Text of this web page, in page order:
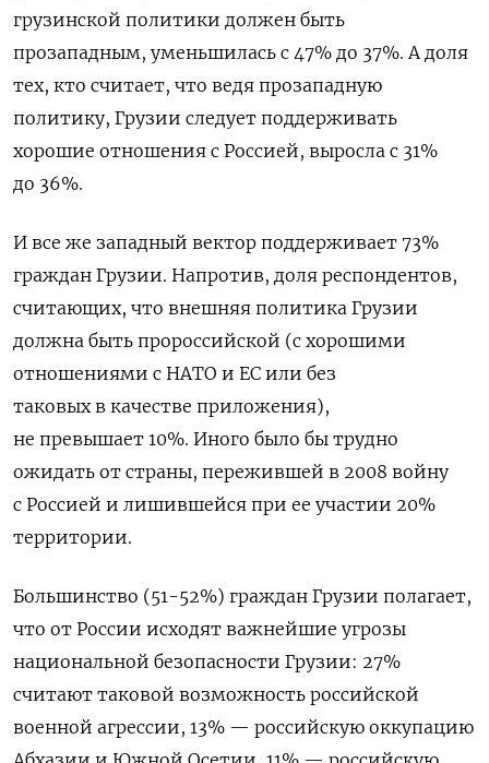
грузинской политики должен быть
прозападным, уменьшилась с 47% до 37%. А доля
тех, кто считает, что ведя прозападную
политику, Грузии следует поддерживать
хорошие отношения с Россией, выросла с 31%
до 36%.
И все же западный вектор поддерживает 73%
граждан Грузии. Напротив, доля респондентов,
считающих, что внешняя политика Грузии
должна быть пророссийской (с хорошими
отношениями с НАТО и ЕС или без
таковых в качестве приложения),
не превышает 10%. Иного было бы трудно
ожидать от страны, пережившей в 2008 войну
с Россией и лишившейся при ее участии 20%
территории.
Большинство (51-52%) граждан Грузии полагает,
что от России исходят важнейшие угрозы
национальной безопасности Грузии: 27%
считают таковой возможность российской
военной агрессии, 13% — российскую оккупацию